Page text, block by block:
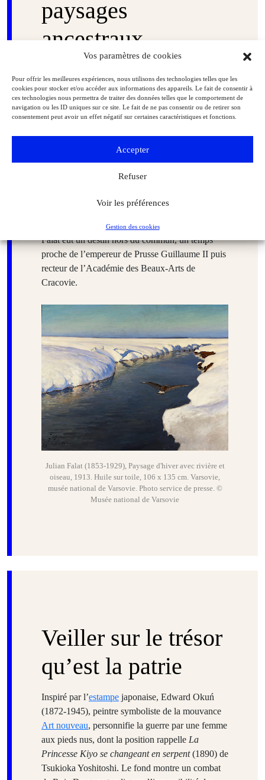
Vos paramètres de cookies
Pour offrir les meilleures expériences, nous utilisons des technologies telles que les
cookies pour stocker et/ou accéder aux informations des appareils. Le fait de consentir à
ces technologies nous permettra de traiter des données telles que le comportement de
navigation ou les ID uniques sur ce site. Le fait de ne pas consentir ou de retirer son
consentement peut avoir un effet négatif sur certaines caractéristiques et fonctions.
Accepter
Refuser
Voir les préférences
Gestion des cookies
paysages
ancestraux
Julian Falat (1853-1929) se forme à Munich puis
voyage en Europe. Dès 1881, il est un aquarelliste
et illustrateur célèbre. Il représente notamment des
tour du monde d’un an, en 1885, il est fasciné par
s’en souviendra pour ses paysages de neige peints
s’installe en 1910. Né dans un village pauvre,
Falat eut un destin hors du commun, un temps
proche de l’empereur de Prusse Guillaume II puis
recteur de l’Académie des Beaux-Arts de
Cracovie.
Julian Falat (1853-1929), Paysage d'hiver avec rivière et
oiseau, 1913. Huile sur toile, 106 x 135 cm. Varsovie,
musée national de Varsovie. Photo service de presse. ©
Musée national de Varsovie
Veiller sur le trésor
qu’est la patrie
Inspiré par l’estampe japonaise, Edward Okuń
(1872-1945), peintre symboliste de la mouvance
Art nouveau, personnifie la guerre par une femme
aux pieds nus, dont la position rappelle La
Princesse Kiyo se changeant en serpent(1890) de
Tsukioka Yoshitoshi. Le fond montre un combat